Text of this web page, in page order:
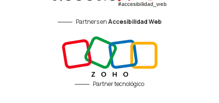
Partners enAccesibilidad Web
Partner tecnológico